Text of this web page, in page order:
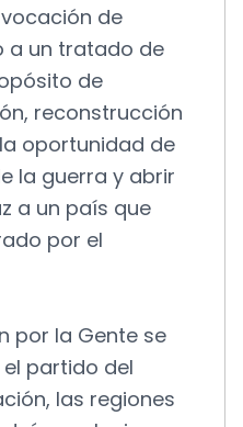
de
a un tratado de
de
reconstrucción
oportunidad de
la guerra y abrir
a un país que
por el
por la Gente se
partido del
las regiones